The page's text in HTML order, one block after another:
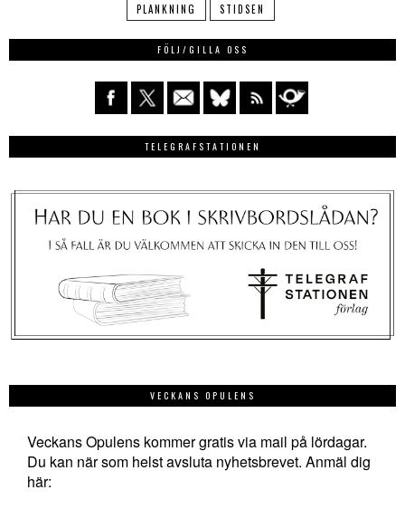
PLANKNING STIDSEN
FÖLJ/GILLA OSS
TELEGRAFSTATIONEN
VECKANS OPULENS
Veckans Opulens kommer gratis via mail på lördagar.
Du kan när som helst avsluta nyhetsbrevet. Anmäl dig
här: